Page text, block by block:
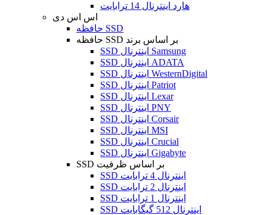
هارد اینترنال 14 ترابایت
اس اس دی
حافظه SSD
حافظه SSD بر اساس برند
SSD اینترنال Samsung
SSD اینترنال ADATA
SSD اینترنال WesternDigital
SSD اینترنال Patriot
SSD اینترنال Lexar
SSD اینترنال PNY
SSD اینترنال Corsair
SSD اینترنال MSI
SSD اینترنال Crucial
SSD اینترنال Gigabyte
SSD بر اساس ظرفیت
SSD اینترنال 4 ترابایت
SSD اینترنال 2 ترابایت
SSD اینترنال 1 ترابایت
SSD اینترنال 512 گیگابایت